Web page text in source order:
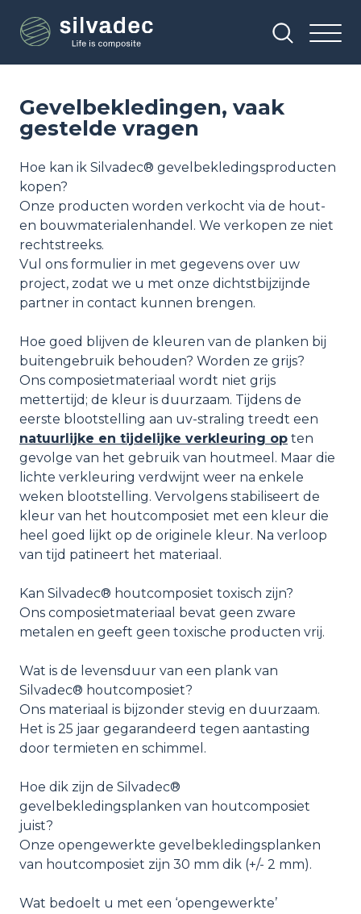
naar
Gevelbekledingen, vaak
gestelde vragen
Hoe kan ik Silvadec® gevelbekledingsproducten
kopen?
Onze producten worden verkocht via de hout-
en bouwmaterialenhandel. We verkopen ze niet
rechtstreeks.
Vul ons formulier in met gegevens over uw
project, zodat we u met onze dichtstbijzijnde
partner in contact kunnen brengen.
Hoe goed blijven de kleuren van de planken bij
buitengebruik behouden? Worden ze grijs?
Ons composietmateriaal wordt niet grijs
mettertijd; de kleur is duurzaam. Tijdens de
eerste blootstelling aan uv-straling treedt een
natuurlijke en tijdelijke verkleuring op ten
gevolge van het gebruik van houtmeel. Maar die
lichte verkleuring verdwijnt weer na enkele
weken blootstelling. Vervolgens stabiliseert de
kleur van het houtcomposiet met een kleur die
heel goed lijkt op de originele kleur. Na verloop
van tijd patineert het materiaal.
Kan Silvadec® houtcomposiet toxisch zijn?
Ons composietmateriaal bevat geen zware
metalen en geeft geen toxische producten vrij.
Wat is de levensduur van een plank van
Silvadec® houtcomposiet?
Ons materiaal is bijzonder stevig en duurzaam.
Het is 25 jaar gegarandeerd tegen aantasting
door termieten en schimmel.
Hoe dik zijn de Silvadec®
gevelbekledingsplanken van houtcomposiet
juist?
Onze opengewerkte gevelbekledingsplanken
van houtcomposiet zijn 30 mm dik (+/- 2 mm).
Wat bedoelt u met een ‘opengewerkte’